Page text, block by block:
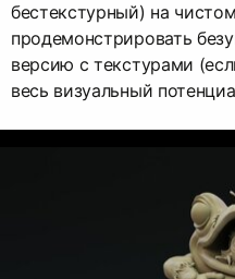
бестекстурный) на
продемонстрировать
версию с текстурами
весь визуальный